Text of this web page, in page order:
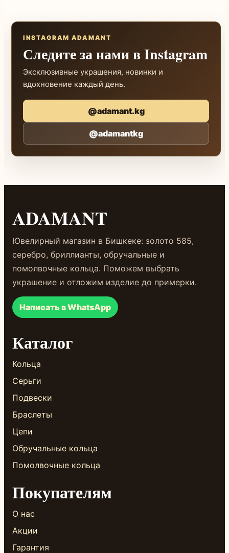
INSTAGRAM ADAMANT
Следите за нами в Instagram
Эксклюзивные украшения, новинки и
вдохновение каждый день.
@adamant.kg
@adamantkg
ADAMANT
Ювелирный магазин в Бишкеке: золото 585,
серебро, бриллианты, обручальные и
помолвочные кольца. Поможем выбрать
украшение и отложим изделие до примерки.
Написать в WhatsApp
Каталог
Кольца
Серьги
Подвески
Браслеты
Цепи
Обручальные кольца
Помолвочные кольца
Покупателям
О нас
Акции
Гарантия